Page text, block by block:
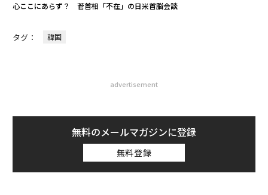
心ここにあらず？ 菅首相「不在」の日米首脳会談
タグ： 韓国
advertisement
無料のメールマガジンに登録
無料登録